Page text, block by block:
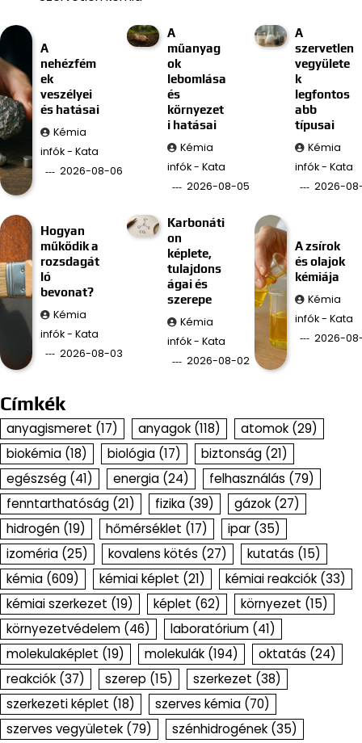
A
nehézfém
ek
veszélyei
és hatásai
Kémia
infók - Kata
2026-08-06
A
műanyag
ok
lebomlása
és
környezet
i hatásai
Kémia
infók - Kata
2026-08-05
A
szervetlen
vegyülete
k
legfontos
abb
típusai
Kémia
infók - Kata
2026-
Hogyan
működik a
rozsdagát
ló
bevonat?
Kémia
infók - Kata
2026-08-03
Karbonáti
on
képlete,
tulajdons
ágai és
szerepe
Kémia
infók - Kata
2026-08-02
A zsírok
és olajok
kémiája
Kémia
infók - Kata
2026-
Címkék
anyagismeret (17) anyagok (118) atomok (29)
biokémia (18) biológia (17) biztonság (21)
egészség (41) energia (24) felhasználás (79)
fenntarthatóság (21) fizika (39) gázok (27)
hidrogén (19) hőmérséklet (17) ipar (35)
izoméria (25) kovalens kötés (27) kutatás (15)
kémia (609) kémiai képlet (21) kémiai reakciók (33)
kémiai szerkezet (19) képlet (62) környezet (15)
környezetvédelem (46) laboratórium (41)
molekulaképlet (19) molekulák (194) oktatás (24)
reakciók (37) szerep (15) szerkezet (38)
szerkezeti képlet (18) szerves kémia (70)
szerves vegyületek (79) szénhidrogének (35)